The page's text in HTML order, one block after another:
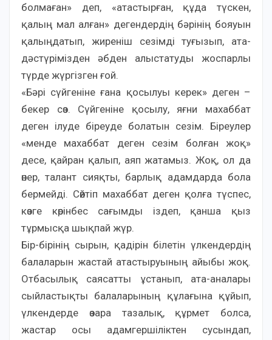
болмаған» деп, «атастырған, құда түскен,
қалың мал алған» дегендердің бәрінің бояуын
қалыңдатып, жиреніш сезімді туғызып, ата-
дәстүрімізден әбден алыстатуды жоспарлы
түрде жүргізген ғой.
«Бәрі сүйгеніне ғана қосылуы керек» деген –
бекер сөз. Сүйгеніне қосылу, яғни махаббат
деген ілуде біреуде болатын сезім. Біреулер
«менде махаббат деген сезім болған жоқ»
десе, қайран қалып, аяп жатамыз. Жоқ, ол да
өнер, талант сияқты, барлық адамдарда бола
бермейді. Сөйтіп махаббат деген қолға түспес,
көзге көрінбес сағымды іздеп, қанша қыз
тұрмысқа шықпай жүр.
Бір-бірінің сырын, қадірін білетін үлкендердің
балаларын жастай атастыруының айыбы жоқ.
Отбасылық саясатты ұстанып, ата-аналары
сыйластықты балаларының құлағына құйып,
үлкендерде өзара тазалық, құрмет болса,
жастар осы адамгершіліктен сусындап,